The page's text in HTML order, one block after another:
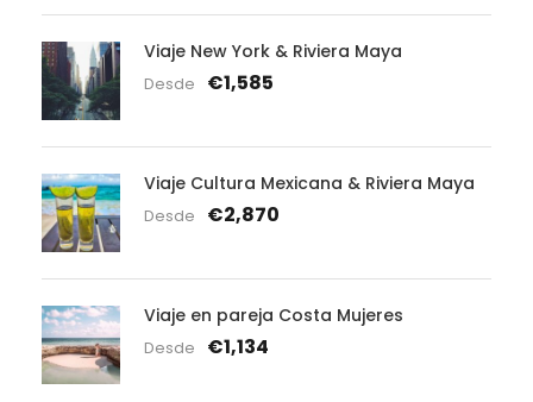
Viaje New York & Riviera Maya
Desde €1,585
Viaje Cultura Mexicana & Riviera Maya
Desde €2,870
Viaje en pareja Costa Mujeres
Desde €1,134